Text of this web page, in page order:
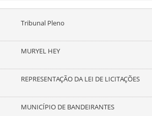
Tribunal Pleno
MURYEL HEY
REPRESENTAÇÃO DA LEI DE LICITAÇÕES
MUNICÍPIO DE BANDEIRANTES